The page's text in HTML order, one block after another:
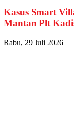
Kasus Smart
Mantan Plt
Rabu, 29 Juli 2026